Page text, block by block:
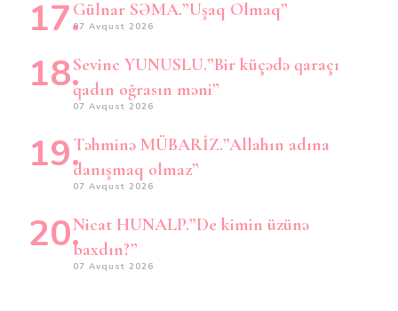
Gülnar SƏMA.”Uşaq Olmaq”
07 Avqust 2026
Sevinc YUNUSLU.”Bir küçədə qaraçı
qadın oğrasın məni”
07 Avqust 2026
Təhminə MÜBARİZ.”Allahın adına
danışmaq olmaz”
07 Avqust 2026
Nicat HUNALP.”De kimin üzünə
baxdın?”
07 Avqust 2026